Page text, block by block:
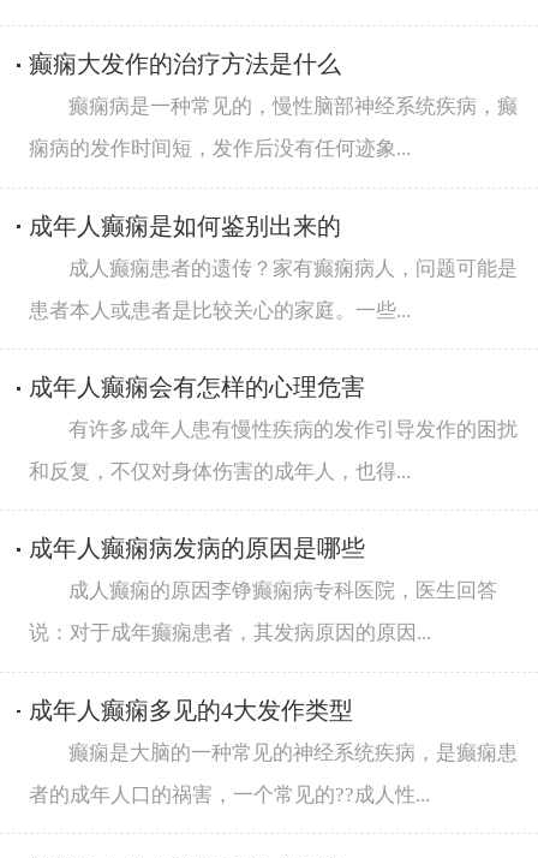
癫痫大发作的治疗方法是什么
癫痫病是一种常见的，慢性脑部神经系统疾病，癫
痫病的发作时间短，发作后没有任何迹象...
成年人癫痫是如何鉴别出来的
成人癫痫患者的遗传？家有癫痫病人，问题可能是
患者本人或患者是比较关心的家庭。一些...
成年人癫痫会有怎样的心理危害
有许多成年人患有慢性疾病的发作引导发作的困扰
和反复，不仅对身体伤害的成年人，也得...
成年人癫痫病发病的原因是哪些
成人癫痫的原因李铮癫痫病专科医院，医生回答
说：对于成年癫痫患者，其发病原因的原因...
成年人癫痫多见的4大发作类型
癫痫是大脑的一种常见的神经系统疾病，是癫痫患
者的成年人口的祸害，一个常见的??成人性...